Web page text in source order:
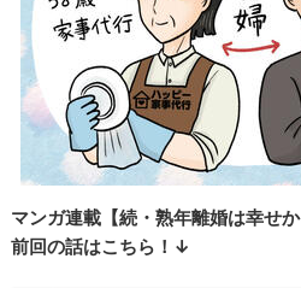
マンガ連載【続・熟年離婚は幸せ
前回の話はこちら！↓